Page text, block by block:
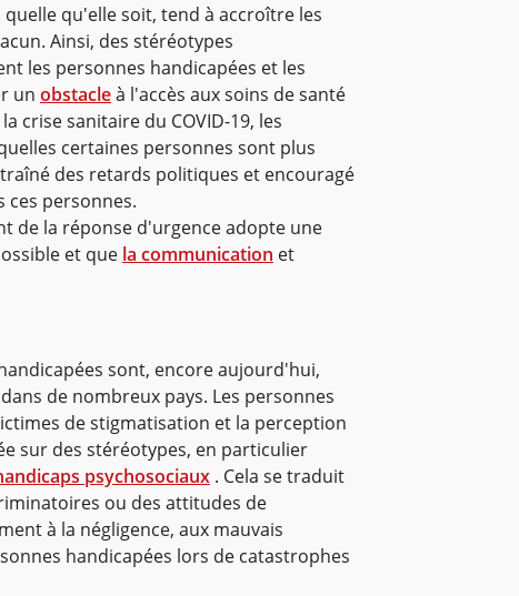
qu'elle soit, tend à accroître les
Ainsi, des stéréotypes
les personnes handicapées et les
un obstacleà l'accès aux soins de santé
crise sanitaire du COVID-19, les
certaines personnes sont plus
des retards politiques et encouragé
ces personnes.
de la réponse d'urgence adopte une
et que la communication et
sont, encore aujourd'hui,
de nombreux pays. Les personnes
de stigmatisation et la perception
sur des stéréotypes, en particulier
psychosociaux . Cela se traduit
ou des attitudes de
à la négligence, aux mauvais
handicapées lors de catastrophes